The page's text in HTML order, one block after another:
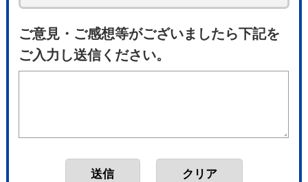
ご意見・ご感想等がございましたら下記を
ご入力し送信ください。